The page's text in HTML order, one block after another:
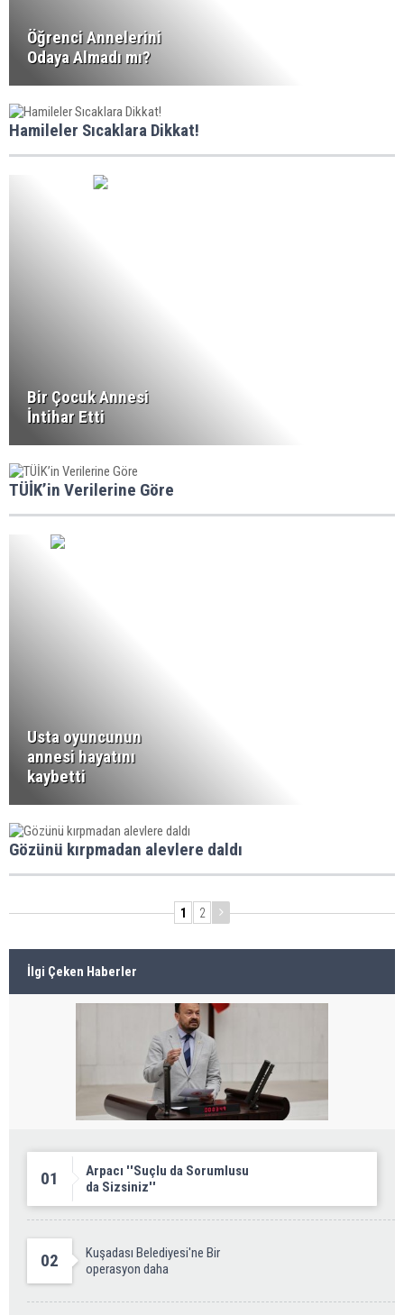
Öğrenci Annelerini
Odaya Almadı mı?
Hamileler Sıcaklara Dikkat!
Bir Çocuk Annesi
İntihar Etti
TÜİK’in Verilerine Göre
Usta oyuncunun
annesi hayatını
kaybetti
Gözünü kırpmadan alevlere daldı
1 2
İlgi Çeken Haberler
01
Arpacı ''Suçlu da Sorumlusu
da Sizsiniz''
02
Kuşadası Belediyesi'ne Bir
operasyon daha